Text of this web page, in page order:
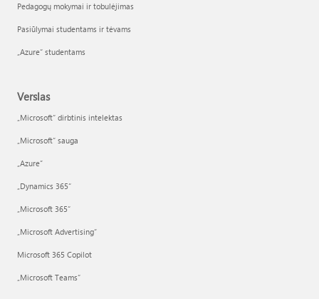
Pedagogų mokymai ir tobulėjimas
Pasiūlymai studentams ir tėvams
„Azure“ studentams
Verslas
„Microsoft“ dirbtinis intelektas
„Microsoft“ sauga
„Azure”
„Dynamics 365“
„Microsoft 365“
„Microsoft Advertising“
Microsoft 365 Copilot
„Microsoft Teams“